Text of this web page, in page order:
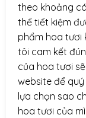
theo khoảng
thể tiết kiệm
phẩm hoa tươi
tôi cam kết
của hoa tươi
website để
lựa chọn sao
hoa tươi của